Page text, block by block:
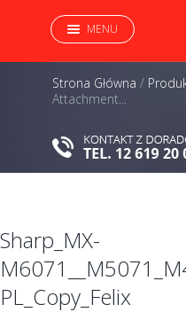
MENU
Strona Główna /
Attachment...
Sharp_MX-
PL_Copy_Felix